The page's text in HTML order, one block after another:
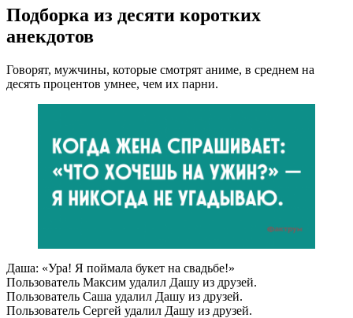
Подборка из десяти коротких
анекдотов
Говорят, мужчины, которые смотрят аниме, в среднем на
десять процентов умнее, чем их парни.
Даша: «Ура! Я поймала букет на свадьбе!»
Пользователь Максим удалил Дашу из друзей.
Пользователь Саша удалил Дашу из друзей.
Пользователь Сергей удалил Дашу из друзей.